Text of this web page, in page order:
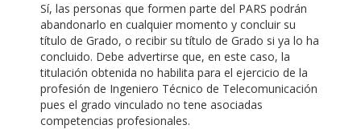
Sí, las personas que formen parte del PARS podrán
abandonarlo en cualquier momento y concluir su
título de Grado, o recibir su título de Grado si ya lo ha
concluido. Debe advertirse que, en este caso, la
titulación obtenida no habilita para el ejercicio de la
profesión de Ingeniero Técnico de Telecomunicación
pues el grado vinculado no tene asociadas
competencias profesionales.